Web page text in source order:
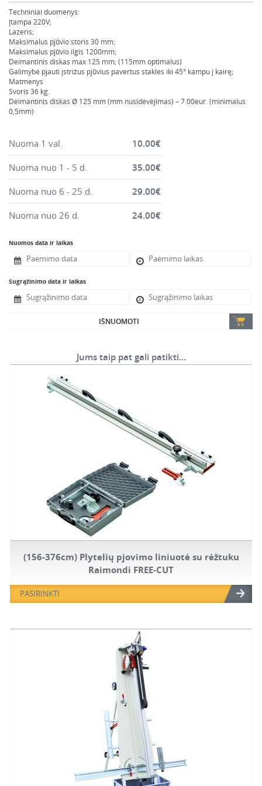
Montavimo instrumentai
Pneumatika
Pastoliai, bokšteliai, stelažai, tvoros, statramščiai,
perdangos
Plytelių, blokelių, polistirolo pjovimo įrankiai
Rankiniai sodo ir buities įrankiai
Santechnikos įrankiai
Sodo ir miško įranga
Suvirinimo įranga
Vandens ir purvo siurbliai
Valymo įranga
Viniakaliai, kabiakalės, šaudykliai
Techniniai duomenys:
Įtampa 220V;
Lazeris;
Maksimalus pjūvio storis 30 mm;
Maksimalus pjūvio ilgis 1200mm;
Deimantinis diskas max 125 mm; (115mm optimalus)
Galimybė pjauti įstrižus pjūvius pavertus stakles iki 45° kampu į kairę;
Matmenys
Svoris 36 kg.
Deimantinis diskas Ø 125 mm (mm nusidėvėjimas) – 7.00eur. (minimalus
0,5mm)
Nuoma 1 val. 10.00€
Nuoma nuo 1 - 5 d. 35.00€
Nuoma nuo 6 - 25 d. 29.00€
Nuoma nuo 26 d. 24.00€
Nuomos data ir laikas
Sugrąžinimo data ir laikas
IŠNUOMOTI
Jums taip pat gali patikti…
(156-376cm) Plytelių pjovimo liniuotė su rėžtuku
Raimondi FREE-CUT
PASIRINKTI